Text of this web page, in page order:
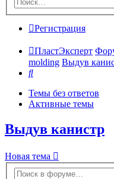
Регистрация
ПластЭксперт
molding Выдув
Поиск
Темы без ответов
Активные темы
Выдув канистр
Новая тема